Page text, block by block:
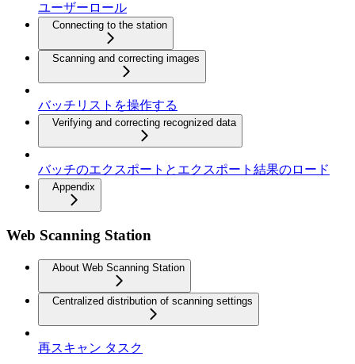
ユーザーロール
Connecting to the station
Scanning and correcting images
バッチリストを操作する
Verifying and correcting recognized data
バッチのエクスポートとエクスポート結果のロード
Appendix
Web Scanning Station
About Web Scanning Station
Centralized distribution of scanning settings
再スキャン タスク